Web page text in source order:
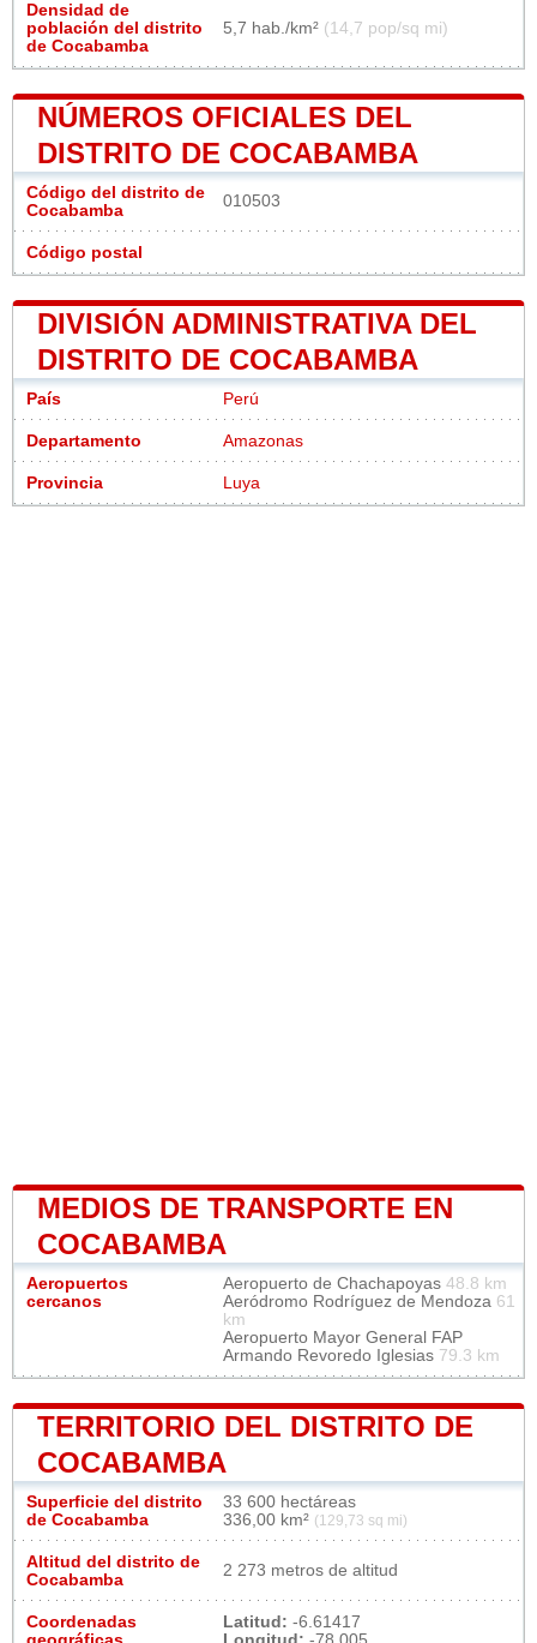
Densidad de
población del distrito
de Cocabamba
5,7 hab./km² (14,7 pop/sq mi)
NÚMEROS OFICIALES DEL
DISTRITO DE COCABAMBA
Código del distrito de
Cocabamba
010503
Código postal
DIVISIÓN ADMINISTRATIVA DEL
DISTRITO DE COCABAMBA
País Perú
Departamento Amazonas
Provincia Luya
MEDIOS DE TRANSPORTE EN
COCABAMBA
Aeropuertos
cercanos
Aeropuerto de Chachapoyas 48.8 km
Aeródromo Rodríguez de Mendoza 61
km
Aeropuerto Mayor General FAP
Armando Revoredo Iglesias 79.3 km
TERRITORIO DEL DISTRITO DE
COCABAMBA
Superficie del distrito
de Cocabamba
33 600 hectáreas
336,00 km² (129,73 sq mi)
Altitud del distrito de
Cocabamba
2 273 metros de altitud
Coordenadas
Latitud: -6.61417